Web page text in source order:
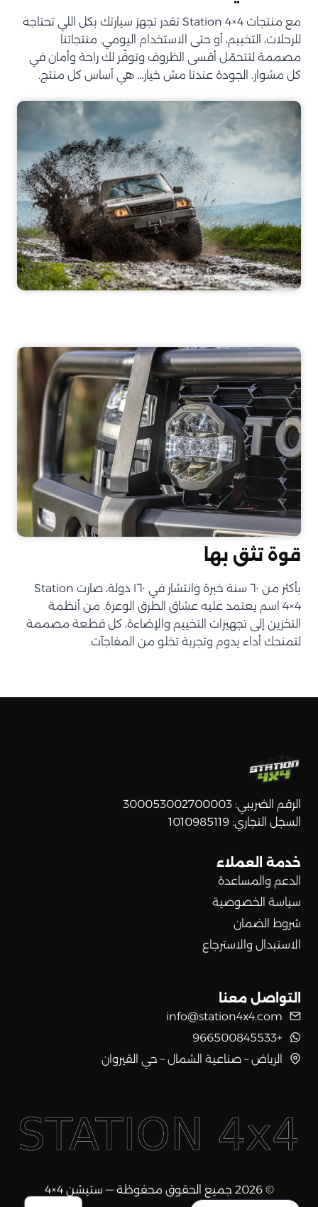
مع منتجات Station 4×4 تقدر تجهز سيارتك بكل اللي تحتاجه
للرحلات، التخييم، أو حتى الاستخدام اليومي. منتجاتنا
مصممة لتتحمّل أقسى الظروف وتوفّر لك راحة وأمان في
كل مشوار. الجودة عندنا مش خيار… هي أساس كل منتج.
قوة تثق بها
بأكثر من ٦٠ سنة خبرة وانتشار في ١٦٠ دولة، صارت Station
4×4 اسم يعتمد عليه عشاق الطرق الوعرة. من أنظمة
التخزين إلى تجهيزات التخييم والإضاءة، كل قطعة مصممة
لتمنحك أداء يدوم وتجربة تخلو من المفاجآت.
الرقم الضريبي: 300053002700003
السجل التجاري: 1010985119
خدمة العملاء
الدعم والمساعدة
سياسة الخصوصية
شروط الضمان
الاستبدال والاسترجاع
التواصل معنا
info@station4x4.com
+966500845533
الرياض – صناعية الشمال – حي القيروان
© 2026 جميع الحقوق محفوظة — ستيشن 4×4